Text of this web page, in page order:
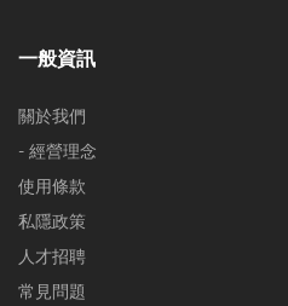
一般資訊
關於我們
- 經營理念
使用條款
私隱政策
人才招聘
常見問題